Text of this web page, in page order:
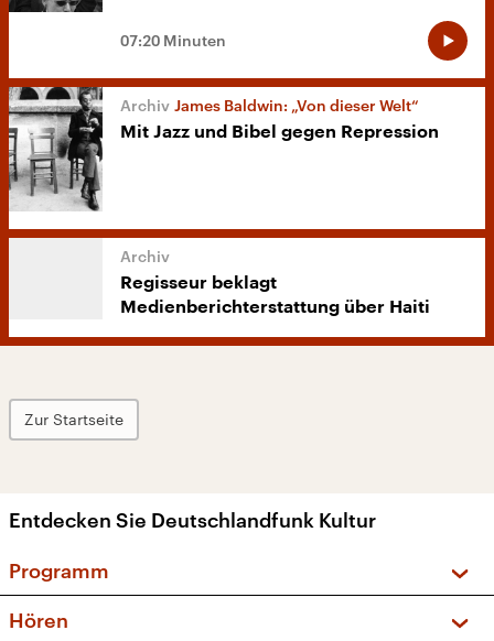
07:20 Minuten
James Baldwin: „Von dieser Welt“
Mit Jazz und Bibel gegen Repression
Regisseur beklagt
Medienberichterstattung über Haiti
Zur Startseite
Entdecken Sie Deutschlandfunk Kultur
Programm
Hören